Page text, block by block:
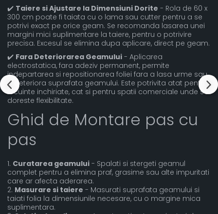
✔️ Taiere si Ajustare la Dimensiuni Dorite - Rola de 60 x
300 cm poate fi taiata cu o lama sau cutter pentru a se
potrivi exact pe orice geam. Se recomanda lasarea unei
margini mici suplimentare la taiere, pentru o potrivire
precisa. Excesul se elimina dupa aplicare, direct pe geam.
✔️ Fara Deteriorarea Geamului - Aplicarea
electrostatica, fara adeziv permanent, permite
indepartarea si repositionarea foliei fara a lasa urme sau
a deteriora suprafata geamului. Este potrivita atat pentru
locuinte inchiriate, cat si pentru spatii comerciale unde se
doreste flexibilitate.
Ghid de Montare pas cu
pas
1. Curatarea geamului - Spalati si stergeti geamul
complet pentru a elimina praf, grasime sau alte impuritati
care ar afecta aderarea.
2. Masurare si taiere - Masurati suprafata geamului si
taiati folia la dimensiunile necesare, cu o margine mica
suplimentara.